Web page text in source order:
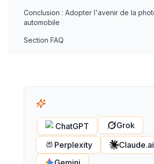
Conclusion : Adopter l'avenir de la
automobile
Section FAQ
ChatGPT
Grok
Perplexity
Claude.ai